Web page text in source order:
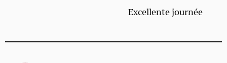
Excellente journée